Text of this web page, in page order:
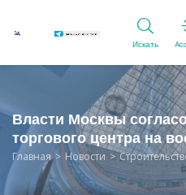
Искать
Власти Москвы
торгового центра на
Главная Новости